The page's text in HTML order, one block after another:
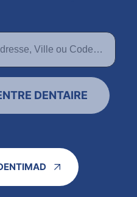
Dentimad près de
près de chez vous
DENTAIRE